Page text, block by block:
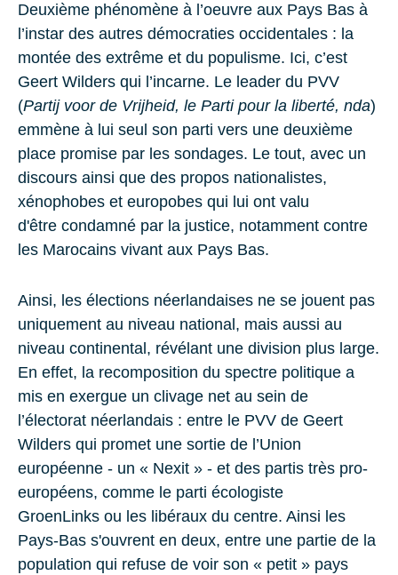
Deuxième phénomène à l’oeuvre aux Pays Bas à
l’instar des autres démocraties occidentales : la
montée des extrême et du populisme. Ici, c’est
Geert Wilders qui l’incarne. Le leader du PVV
(Partij voor de Vrijheid, le Parti pour la liberté, nda)
emmène à lui seul son parti vers une deuxième
place promise par les sondages. Le tout, avec un
discours ainsi que des propos nationalistes,
xénophobes et europobes qui lui ont valu
d'être condamné par la justice, notamment contre
les Marocains vivant aux Pays Bas.
Ainsi, les élections néerlandaises ne se jouent pas
uniquement au niveau national, mais aussi au
niveau continental, révélant une division plus large.
En effet, la recomposition du spectre politique a
mis en exergue un clivage net au sein de
l’électorat néerlandais : entre le PVV de Geert
Wilders qui promet une sortie de l’Union
européenne - un « Nexit » - et des partis très pro-
européens, comme le parti écologiste
GroenLinks ou les libéraux du centre. Ainsi les
Pays-Bas s'ouvrent en deux, entre une partie de la
population qui refuse de voir son « petit » pays